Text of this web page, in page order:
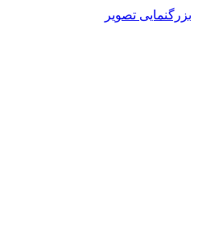
بزرگنمایی تصویر